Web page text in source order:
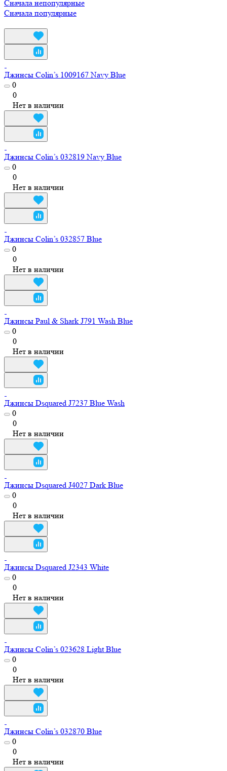
Сначала непопулярные
Сначала популярные
Джинсы Colin’s 1009167 Navy Blue
0
0
Нет в наличии
Джинсы Colin’s 032819 Navy Blue
0
0
Нет в наличии
Джинсы Colin’s 032857 Blue
0
0
Нет в наличии
Джинсы Paul & Shark J791 Wash Blue
0
0
Нет в наличии
Джинсы Dsquared J7237 Blue Wash
0
0
Нет в наличии
Джинсы Dsquared J4027 Dark Blue
0
0
Нет в наличии
Джинсы Dsquared J2343 White
0
0
Нет в наличии
Джинсы Colin’s 023628 Light Blue
0
0
Нет в наличии
Джинсы Colin’s 032870 Blue
0
0
Нет в наличии